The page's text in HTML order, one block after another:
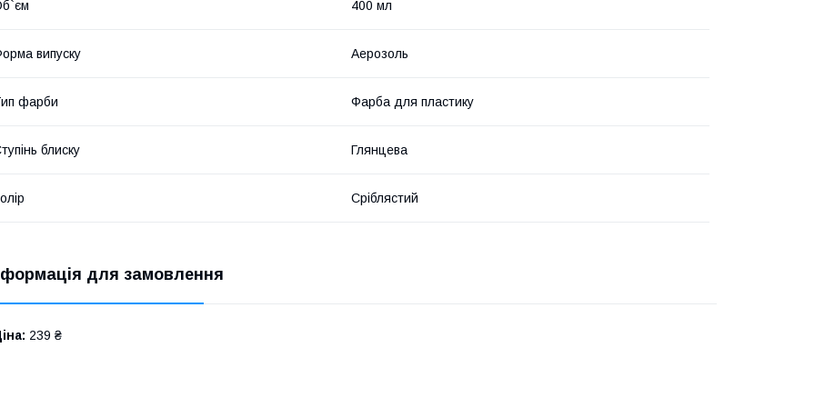
400 мл
випуску Аерозоль
фарби Фарба для пластику
блиску Глянцева
Сріблястий
для замовлення
239 ₴